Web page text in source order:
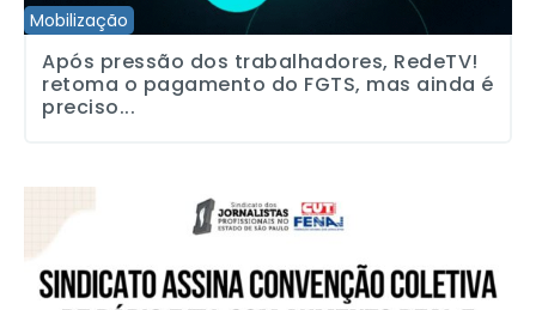
Mobilização
Após pressão dos trabalhadores, RedeTV!
retoma o pagamento do FGTS, mas ainda é
preciso...
Sindicato assina Convenção Coletiva de Rádio e TV, com